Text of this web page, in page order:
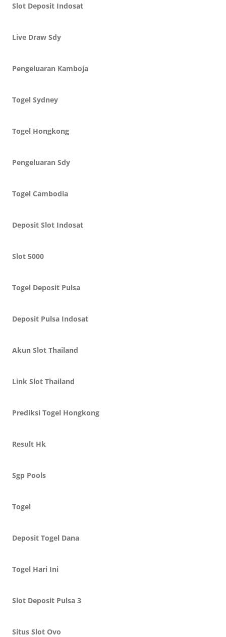
Slot Deposit Indosat
Live Draw Sdy
Pengeluaran Kamboja
Togel Sydney
Togel Hongkong
Pengeluaran Sdy
Togel Cambodia
Deposit Slot Indosat
Slot 5000
Togel Deposit Pulsa
Deposit Pulsa Indosat
Akun Slot Thailand
Link Slot Thailand
Prediksi Togel Hongkong
Result Hk
Sgp Pools
Togel
Deposit Togel Dana
Togel Hari Ini
Slot Deposit Pulsa 3
Situs Slot Ovo